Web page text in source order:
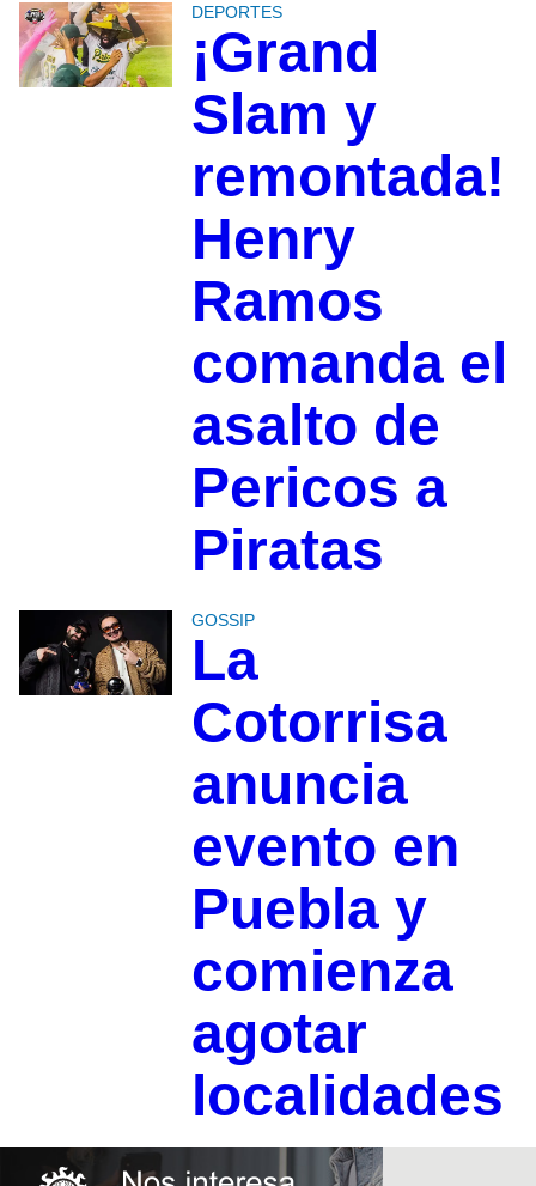
DEPORTES
¡Grand
Slam y
remontada!
Henry
Ramos
comanda el
asalto de
Pericos a
Piratas
GOSSIP
La
Cotorrisa
anuncia
evento en
Puebla y
comienza
agotar
localidades